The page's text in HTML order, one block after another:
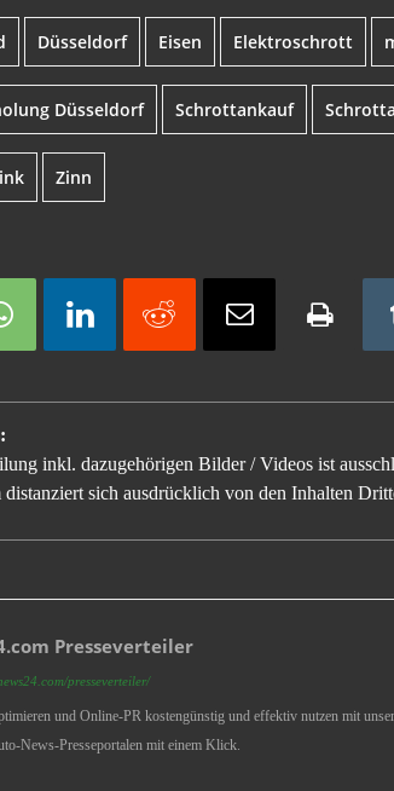
Düsseldorf Eisen Elektroschrott
Düsseldorf Schrottankauf
Zinn
inkl. dazugehörigen Bilder / Videos ist
sich ausdrücklich von den Inhalten
Presseverteiler
presseverteiler/
und Online-PR kostengünstig und effektiv nutzen mit
News-Presseportalen mit einem Klick.